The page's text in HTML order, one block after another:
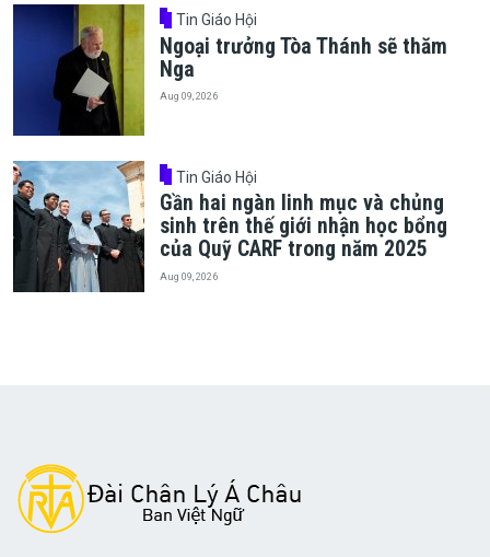
Tin Giáo Hội
Ngoại trưởng Tòa Thánh sẽ thăm
Nga
Aug 09, 2026
Tin Giáo Hội
Gần hai ngàn linh mục và chủng
sinh trên thế giới nhận học bổng
của Quỹ CARF trong năm 2025
Aug 09, 2026